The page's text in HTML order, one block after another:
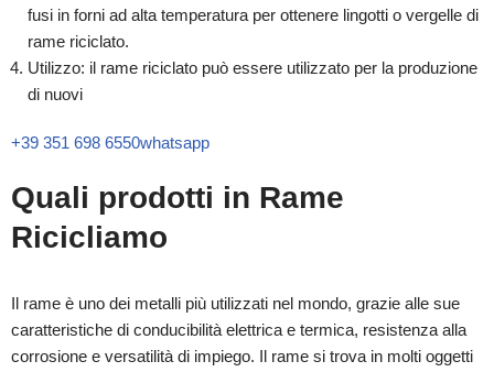
fusi in forni ad alta temperatura per ottenere lingotti o vergelle di
rame riciclato.
Utilizzo: il rame riciclato può essere utilizzato per la produzione
di nuovi
+39 351 698 6550whatsapp
Quali prodotti in Rame
Ricicliamo
Il rame è uno dei metalli più utilizzati nel mondo, grazie alle sue
caratteristiche di conducibilità elettrica e termica, resistenza alla
corrosione e versatilità di impiego. Il rame si trova in molti oggetti